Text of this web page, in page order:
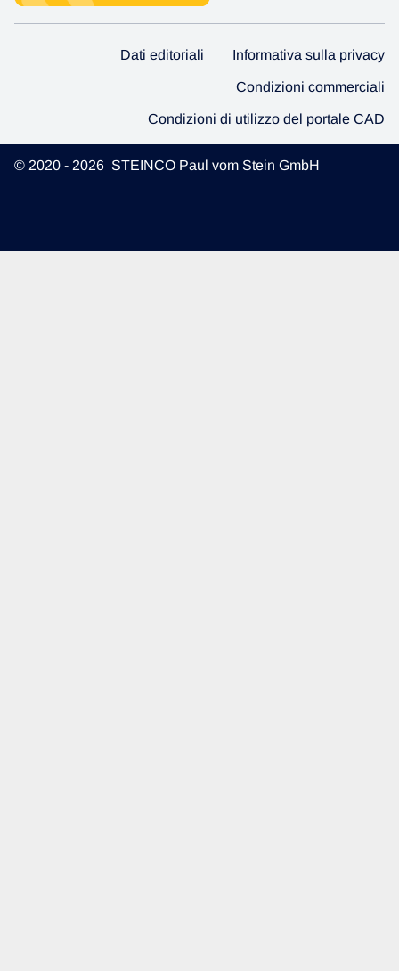
Dati editoriali Informativa sulla privacy
Condizioni commerciali
Condizioni di utilizzo del portale CAD
© 2020 - 2026 STEINCO Paul vom Stein GmbH